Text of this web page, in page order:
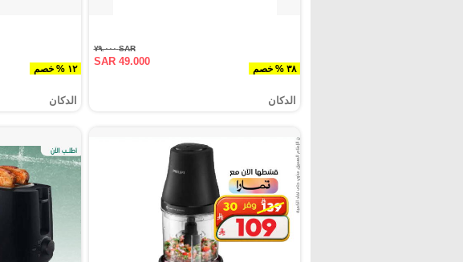
٣٨ % خصم
SAR ٧٩.٠٠٠
SAR 49.000
الدكان
١٢ % خصم
الدكان